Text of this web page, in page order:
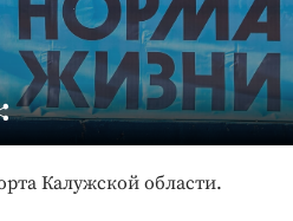
Калужской области.